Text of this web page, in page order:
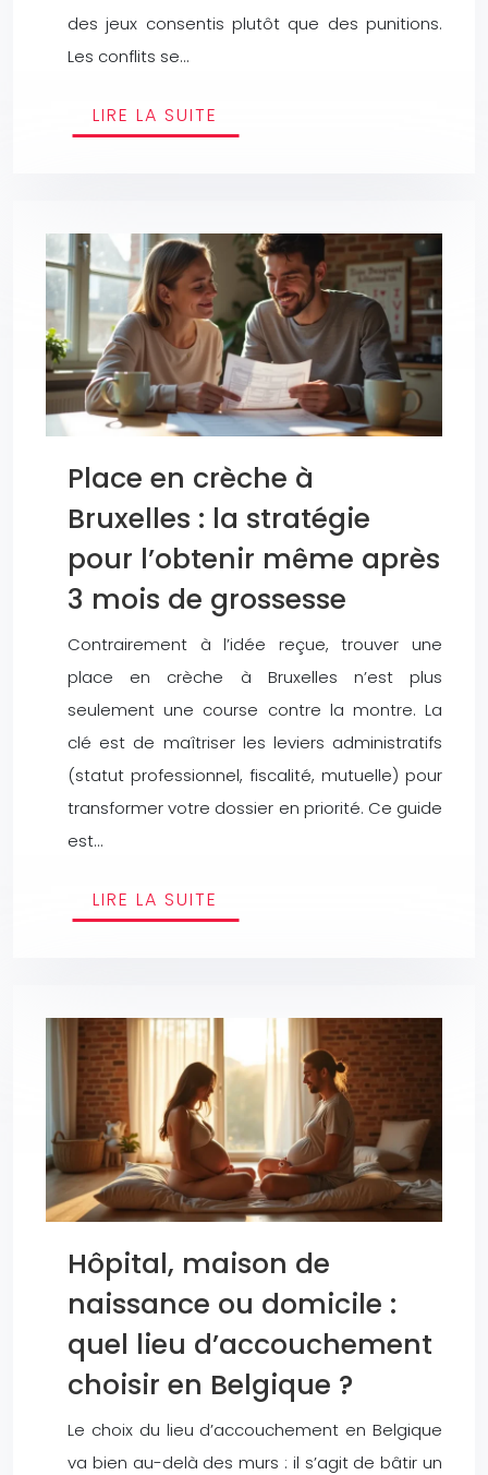
des jeux consentis plutôt que des punitions.
Les conflits se…
LIRE LA SUITE
Place en crèche à
Bruxelles : la stratégie
pour l’obtenir même après
3 mois de grossesse
Contrairement à l’idée reçue, trouver une
place en crèche à Bruxelles n’est plus
seulement une course contre la montre. La
clé est de maîtriser les leviers administratifs
(statut professionnel, fiscalité, mutuelle) pour
transformer votre dossier en priorité. Ce guide
est…
LIRE LA SUITE
Hôpital, maison de
naissance ou domicile :
quel lieu d’accouchement
choisir en Belgique ?
Le choix du lieu d’accouchement en Belgique
va bien au-delà des murs : il s’agit de bâtir un